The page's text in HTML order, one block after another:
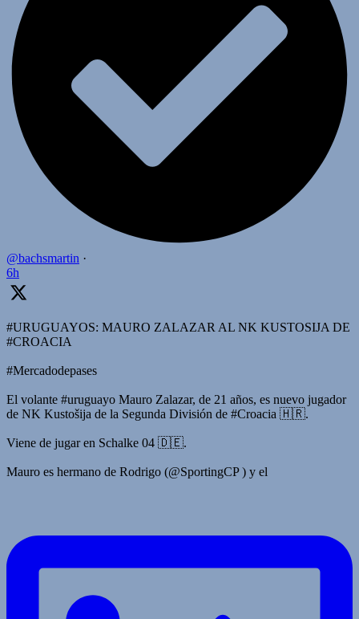
@bachsmartin ·
6h
#URUGUAYOS: MAURO ZALAZAR AL NK KUSTOSIJA DE
#CROACIA
#Mercadodepases
El volante #uruguayo Mauro Zalazar, de 21 años, es nuevo jugador
de NK Kustošija de la Segunda División de #Croacia 🇭🇷.
Viene de jugar en Schalke 04 🇩🇪.
Mauro es hermano de Rodrigo (@SportingCP ) y el